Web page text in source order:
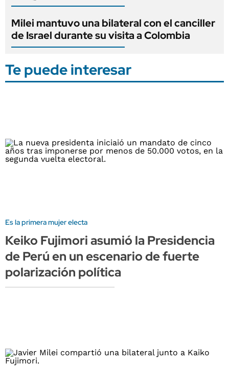
Milei mantuvo una bilateral con el canciller
de Israel durante su visita a Colombia
Te puede interesar
Es la primera mujer electa
Keiko Fujimori asumió la Presidencia
de Perú en un escenario de fuerte
polarización política